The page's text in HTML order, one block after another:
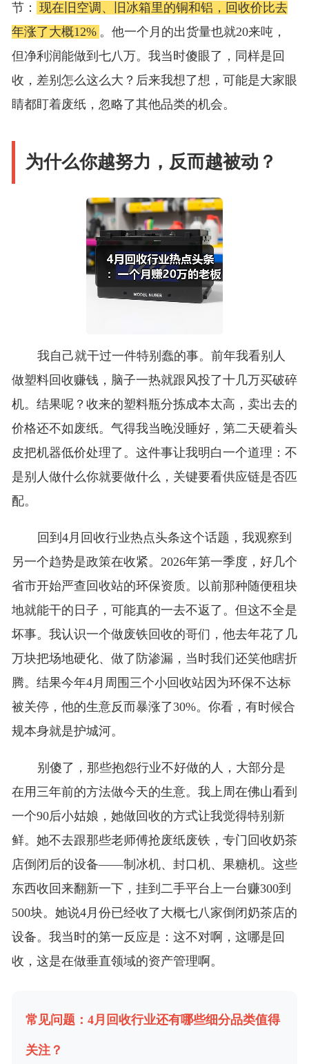
节： 现在旧空调、旧冰箱里的铜和铝，回收价比去
年涨了大概12% 。他一个月的出货量也就20来吨，
但净利润能做到七八万。我当时傻眼了，同样是回
收，差别怎么这么大？后来我想了想，可能是大家眼
睛都盯着废纸，忽略了其他品类的机会。
为什么你越努力，反而越被动？
我自己就干过一件特别蠢的事。前年我看别人
做塑料回收赚钱，脑子一热就跟风投了十几万买破碎
机。结果呢？收来的塑料瓶分拣成本太高，卖出去的
价格还不如废纸。气得我当晚没睡好，第二天硬着头
皮把机器低价处理了。这件事让我明白一个道理：不
是别人做什么你就要做什么，关键要看供应链是否匹
配。
回到4月回收行业热点头条这个话题，我观察到
另一个趋势是政策在收紧。2026年第一季度，好几个
省市开始严查回收站的环保资质。以前那种随便租块
地就能干的日子，可能真的一去不返了。但这不全是
坏事。我认识一个做废铁回收的哥们，他去年花了几
万块把场地硬化、做了防渗漏，当时我们还笑他瞎折
腾。结果今年4月周围三个小回收站因为环保不达标
被关停，他的生意反而暴涨了30%。你看，有时候合
规本身就是护城河。
别傻了，那些抱怨行业不好做的人，大部分是
在用三年前的方法做今天的生意。我上周在佛山看到
一个90后小姑娘，她做回收的方式让我觉得特别新
鲜。她不去跟那些老师傅抢废纸废铁，专门回收奶茶
店倒闭后的设备——制冰机、封口机、果糖机。这些
东西收回来翻新一下，挂到二手平台上一台赚300到
500块。她说4月份已经收了大概七八家倒闭奶茶店的
设备。我当时的第一反应是：这不对啊，这哪是回
收，这是在做垂直领域的资产管理啊。
常见问题：4月回收行业还有哪些细分品类值得
关注？